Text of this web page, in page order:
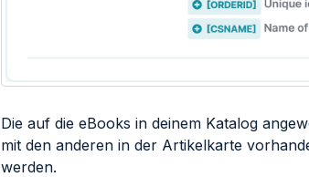
Die auf die eBooks in deinem Katalog
mit den anderen in der Artikelkarte
werden.